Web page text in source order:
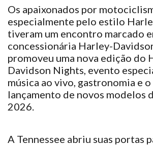
Os apaixonados por
especialmente pelo estilo
tiveram um encontro marcado
concessionária Harley-
promoveu uma nova edição do
Davidson Nights, evento
música ao vivo, gastronomia e
lançamento de novos modelos
2026.
A Tennessee abriu suas portas